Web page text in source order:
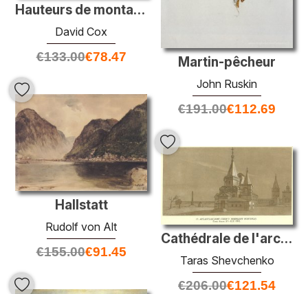
Martin-pêcheur
John Ruskin
€191.00€112.69
Hauteurs de montagne, Caders Idris
David Cox
€133.00€78.47
Hallstatt
Rudolf von Alt
€155.00€91.45
Cathédrale de l'archange à Nizhny Novgorod
Taras Shevchenko
€206.00€121.54